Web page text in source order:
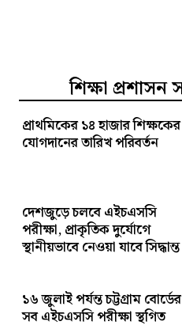
শিক্ষা
প্রাথমিকের ১৪ হাজার শিক্ষকের
যোগদানের তারিখ পরিবর্তন
দেশজুড়ে চলবে এইচএসসি
পরীক্ষা, প্রাকৃতিক দুর্যোগে
স্থানীয়ভাবে নেওয়া যাবে সিদ্ধান্ত
১৬ জুলাই পর্যন্ত চট্টগ্রাম বোর্ডের
সব এইচএসসি পরীক্ষা স্থগিত